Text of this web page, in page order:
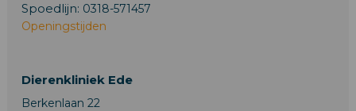
Spoedlijn: 0318-571457
Openingstijden
Dierenkliniek Ede
Berkenlaan 22